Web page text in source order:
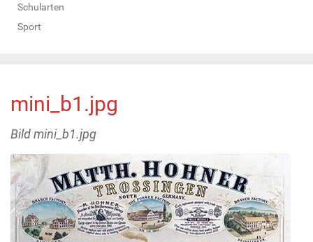
Schularten
Sport
mini_b1.jpg
Bild mini_b1.jpg